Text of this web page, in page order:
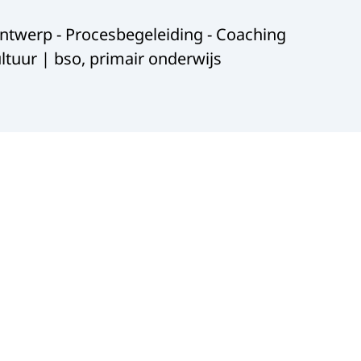
- Procesbegeleiding - Coaching
| bso, primair onderwijs